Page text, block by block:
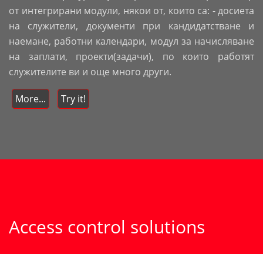
от интегрирани модули, някои от, които са: - досиета
на служители, документи при кандидатстване и
наемане, работни календари, модул за начисляване
на заплати, проекти(задачи), по които работят
служителите ви и още много други.
More... Try it!
Access control solutions